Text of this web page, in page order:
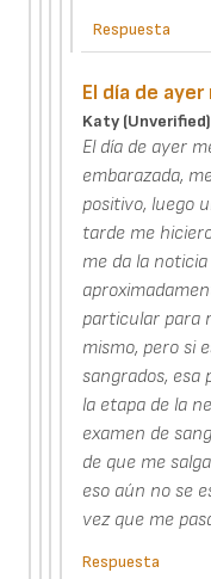
Respuesta
El día de
Katy (unverified)
El día de ayer
embarazada,
positivo, luego
tarde me
me da la
particular para
mismo, pero si
sangrados, esa
la etapa de la
examen de
de que me
eso aún no se
vez que me
Respuesta